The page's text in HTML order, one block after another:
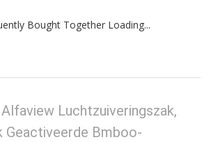
Bought Together Loading...
Alfaview Luchtzuiveringszak,
Geactiveerde Bmboo-